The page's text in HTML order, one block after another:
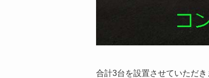
合計3台を設置させていただ